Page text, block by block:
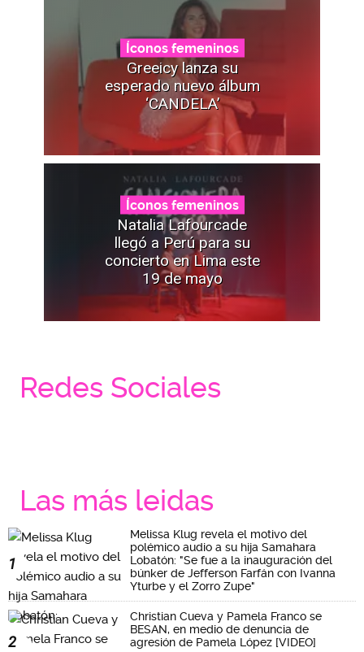
Íconos femeninos
Greeicy lanza su
esperado nuevo álbum
‘CANDELA’
Íconos femeninos
Natalia Lafourcade
llegó a Perú para su
concierto en Lima este
19 de mayo
Redes Sociales
Las más leidas
1
Melissa Klug revela el motivo del
polémico audio a su hija Samahara
Lobatón: "Se fue a la inauguración del
búnker de Jefferson Farfán con Ivanna
Yturbe y el Zorro Zupe"
2
Christian Cueva y Pamela Franco se
BESAN, en medio de denuncia de
agresión de Pamela López [VIDEO]